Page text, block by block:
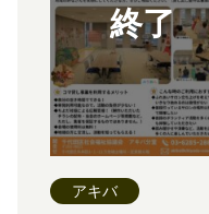
アキバ